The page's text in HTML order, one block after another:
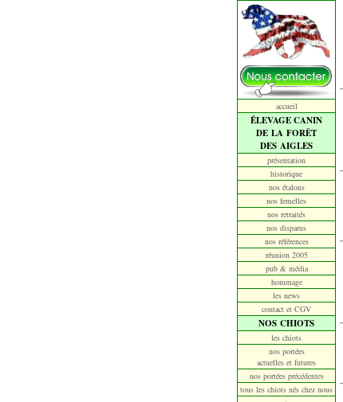
accueil
ÉLEVAGE CANIN
DE LA FORÊT
DES AIGLES
présentation
historique
nos étalons
nos femelles
nos retraités
nos disparus
nos références
réunion 2005
pub & média
hommage
les news
contact et CGV
NOS CHIOTS
les chiots
nos portées
actuelles et futures
nos portées précédentes
tous les chiots nés chez nous